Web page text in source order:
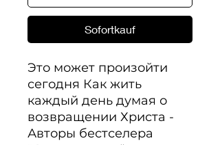
Sofortkauf
Это может произойти
сегодня Как жить
каждый день думая о
возвращении Христа -
Авторы бестселера